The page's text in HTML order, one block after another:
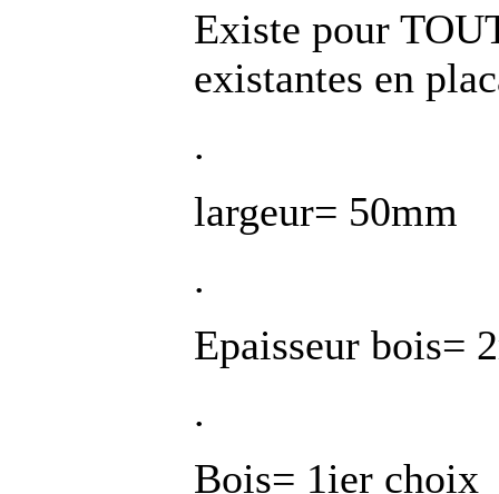
Existe pour
existantes en
.
largeur= 50mm
.
Epaisseur bois=
.
Bois= 1ier choix